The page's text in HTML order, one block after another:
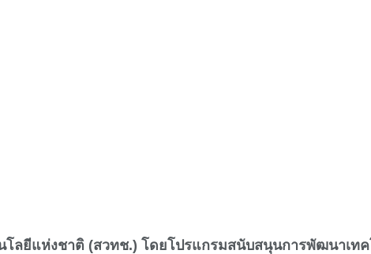
ลยีแห่งชาติ (สวทช.) โดยโปรแกรมสนับสนุนการพัฒนาเท